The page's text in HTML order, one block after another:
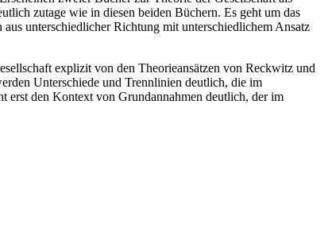
zutage wie in diesen beiden Büchern. Es geht um das
unterschiedlicher Richtung mit unterschiedlichem Ansatz
explizit von den Theorieansätzen von Reckwitz und
Unterschiede und Trennlinien deutlich, die im
erst den Kontext von Grundannahmen deutlich, der im